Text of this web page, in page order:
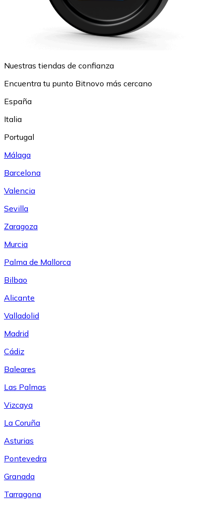
Nuestras tiendas de confianza
Encuentra tu punto Bitnovo más cercano
España
Italia
Portugal
Málaga
Barcelona
Valencia
Sevilla
Zaragoza
Murcia
Palma de Mallorca
Bilbao
Alicante
Valladolid
Madrid
Cádiz
Baleares
Las Palmas
Vizcaya
La Coruña
Asturias
Pontevedra
Granada
Tarragona